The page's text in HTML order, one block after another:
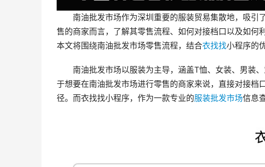
南油批发市场作为深圳重要的服装贸易集散地，吸
售的商家而言，了解其零售流程、如何对接档口以及如何
本文将围绕南油批发市场零售流程，结合衣找找小程序的
南油批发市场以服装为主导，涵盖T恤、女装、男装
于想要在南油批发市场进行零售的商家来说，直接对接
径。而衣找找小程序，作为一款专业的服装批发市场信息